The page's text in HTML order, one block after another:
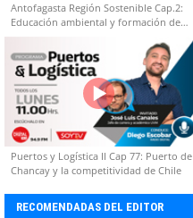
Antofagasta Región Sostenible Cap.2:
Educación ambiental y formación de
capacidades técnicas
Puertos y Logística II Cap 77: Puerto de
Chancay y la competitividad de Chile
RECOMENDADAS DEL EDITOR